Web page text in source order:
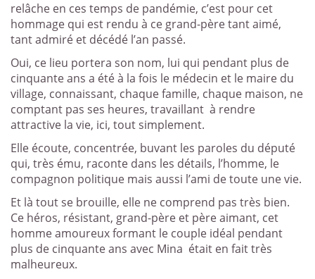
relâche en ces temps de pandémie, c’est pour cet
hommage qui est rendu à ce grand-père tant aimé,
tant admiré et décédé l’an passé.
Oui, ce lieu portera son nom, lui qui pendant plus de
cinquante ans a été à la fois le médecin et le maire du
village, connaissant, chaque famille, chaque maison, ne
comptant pas ses heures, travaillant à rendre
attractive la vie, ici, tout simplement.
Elle écoute, concentrée, buvant les paroles du député
qui, très ému, raconte dans les détails, l’homme, le
compagnon politique mais aussi l’ami de toute une vie.
Et là tout se brouille, elle ne comprend pas très bien.
Ce héros, résistant, grand-père et père aimant, cet
homme amoureux formant le couple idéal pendant
plus de cinquante ans avec Mina était en fait très
malheureux.